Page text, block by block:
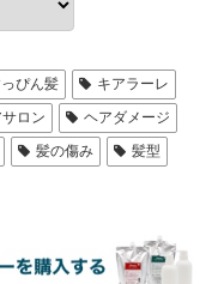
ぴん髪
キアラーレ
ロン
ヘアダメージ
髪の傷み
髪型